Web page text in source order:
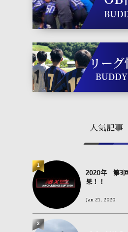
人気記事
2020年 第3
果！！
Jan 21, 2020
1
2